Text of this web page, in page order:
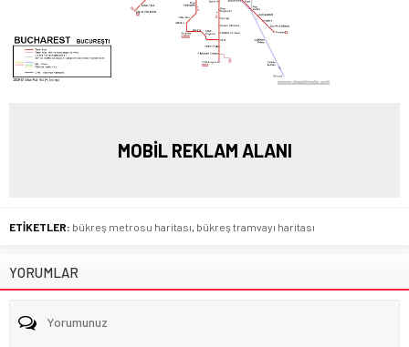
MOBİL REKLAM ALANI
ETİKETLER: bükreş metrosu haritası, bükreş tramvayı haritası
YORUMLAR